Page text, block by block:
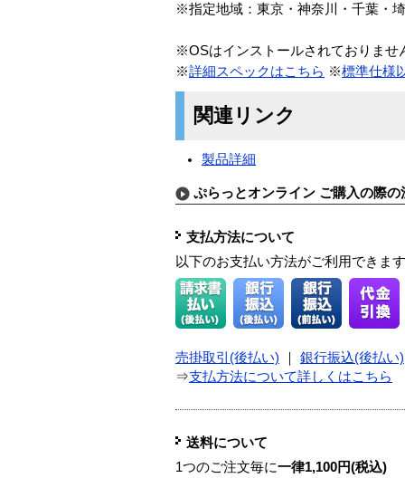
※指定地域：東京・神奈川・千葉・
※OSはインストールされておりませ
※詳細スペックはこちら ※標準仕様
関連リンク
製品詳細
ぷらっとオンライン ご購入の際の
支払方法について
以下のお支払い方法がご利用できます
売掛取引(後払い) 銀行振込(後払い)
⇒支払方法について詳しくはこちら
送料について
1つのご注文毎に一律1,100円(税込)